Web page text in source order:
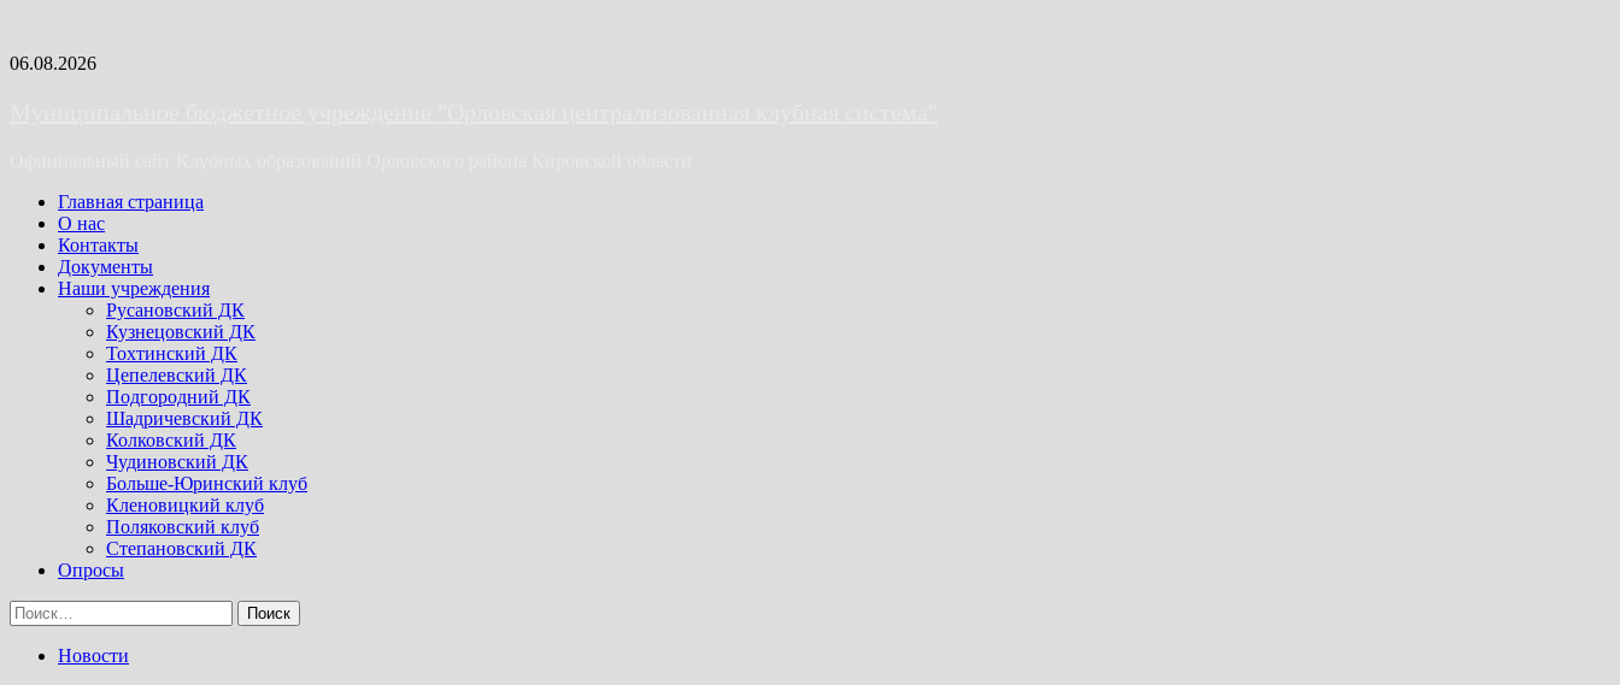
Skip
06.08.2026
Primary
Menu
Главная страница
О нас
Контакты
Документы
Наши учреждения
Русановский ДК
Кузнецовский ДК
Тохтинский ДК
Цепелевский ДК
Подгородний ДК
Шадричевский ДК
Колковский ДК
Чудиновский ДК
Больше-Юринский клуб
Кленовицкий клуб
Поляковский клуб
Степановский ДК
Опросы
Найти:
Новости